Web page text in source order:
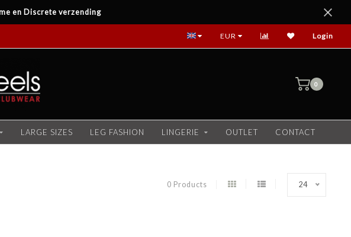
en Discrete verzending
EUR Login
0
LARGE SIZES LEG FASHION LINGERIE OUTLET CONTACT
0 Products 24